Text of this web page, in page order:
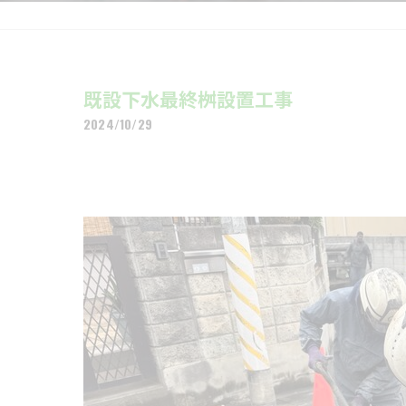
既設下水最終桝設置工事
2024/10/29